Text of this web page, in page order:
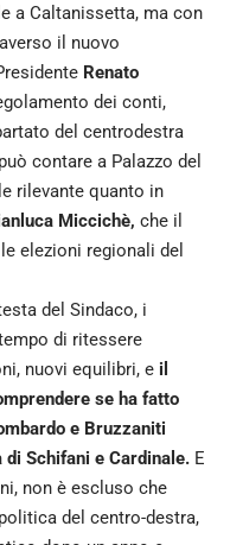
a Caltanissetta, ma con
il nuovo
Renato
dei conti,
del centrodestra
contare a Palazzo del
rilevante quanto in
Miccichè, che il
elezioni regionali del
del Sindaco, i
di ritessere
nuovi equilibri, e il
se ha fatto
e Bruzzaniti
Schifani e Cardinale. E
non è escluso che
del centro-destra,